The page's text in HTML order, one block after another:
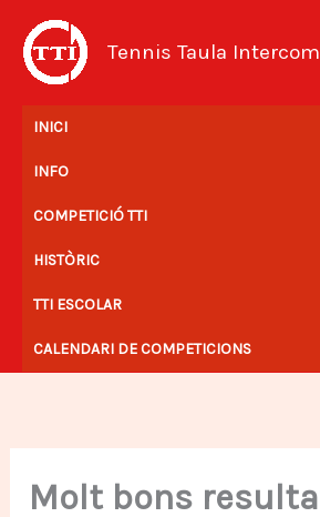
contingut
Tennis Taula
INICI
INFO
COMPETICIÓ TTI
HISTÒRIC
TTI ESCOLAR
CALENDARI DE COMPETICIONS
Molt bons